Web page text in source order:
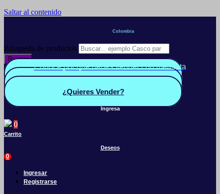
Saltar al contenido
Colombia
Búsqueda de productos
Buscar
Conoce por qué debes vender con mercleta
Quiero Vender
¿Quieres Vender?
Ingresa
0
Carrito
Deseos
0
Ingresar
Registrarse